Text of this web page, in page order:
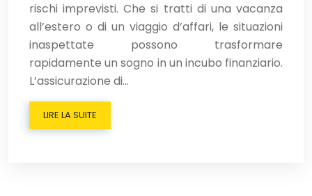
rischi imprevisti. Che si tratti di una vacanza
all’estero o di un viaggio d’affari, le situazioni
inaspettate possono trasformare
rapidamente un sogno in un incubo finanziario.
L’assicurazione di…
LIRE LA SUITE